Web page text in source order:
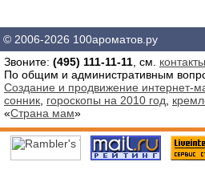
© 2006-2026 100ароматов.ру
Звоните: (495) 111-11-11 , см.
По общим и административным
Создание и продвижение интернет-
сонник гороскопы на 2010 год
«Страна мам»